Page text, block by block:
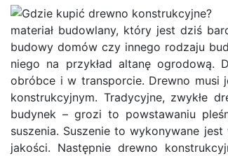
materiał budowlany, który jest dziś
budowy domów czy innego rodzaju
niego na przykład altanę ogrodową.
obróbce i w transporcie. Drewno musi
konstrukcyjnym. Tradycyjne, zwykłe
budynek – grozi to powstawaniu
suszenia. Suszenie to wykonywane
jakości. Następnie drewno